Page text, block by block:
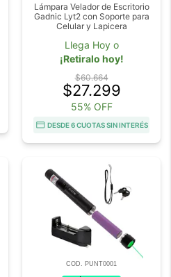
Lámpara Velador de Escritorio
Gadnic Lyt2 con Soporte para
Celular y Lapicera
Llega Hoy o
¡Retiralo hoy!
$60.664
$27.299
55% OFF
DESDE 6 CUOTAS SIN INTERÉS
COD. PUNT0001